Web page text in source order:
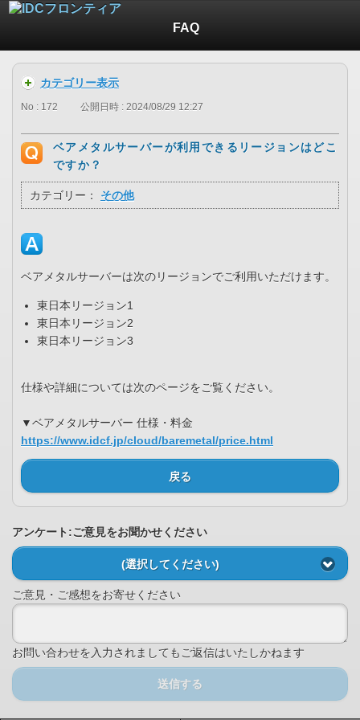
FAQ
カテゴリー表示
No : 172 公開日時 : 2024/08/29 12:27
ベアメタルサーバーが利用できるリージョンはどこ
ですか？
カテゴリー： その他
ベアメタルサーバーは次のリージョンでご利用いただけます。
東日本リージョン1
東日本リージョン2
東日本リージョン3
仕様や詳細については次のページをご覧ください。
▼ベアメタルサーバー 仕様・料金
https://www.idcf.jp/cloud/baremetal/price.html
戻る
アンケート:ご意見をお聞かせください
(選択してください)
ご意見・ご感想をお寄せください
お問い合わせを入力されましてもご返信はいたしかねます
送信する